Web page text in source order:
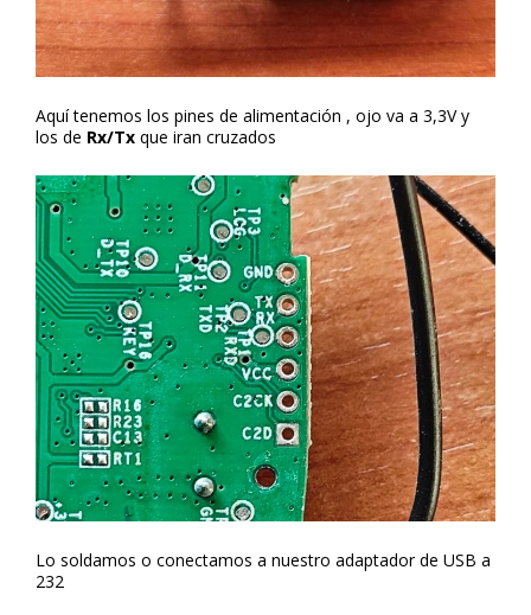
Aquí tenemos los pines de alimentación , ojo va a 3,3V y
los de Rx/Tx que iran cruzados
Lo soldamos o conectamos a nuestro adaptador de USB a
232